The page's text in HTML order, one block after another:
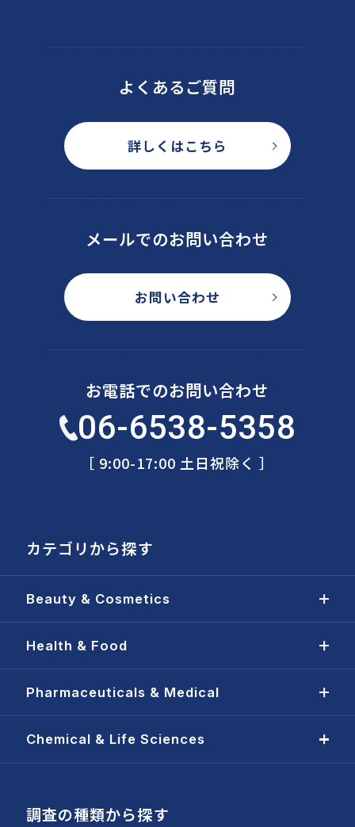
よくあるご質問
詳しくはこちら
メールでのお問い合わせ
お問い合わせ
お電話でのお問い合わせ
06-6538-5358
［ 9:00-17:00 土日祝除く ］
カテゴリから探す
Beauty & Cosmetics
Health & Food
Pharmaceuticals & Medical
Chemical & Life Sciences
調査の種類から探す